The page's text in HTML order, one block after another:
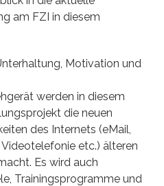
am FZI in diesem
Motivation und
werden in diesem
die neuen
des Internets (eMail,
etc.) älteren
Es wird auch
Trainingsprogramme und